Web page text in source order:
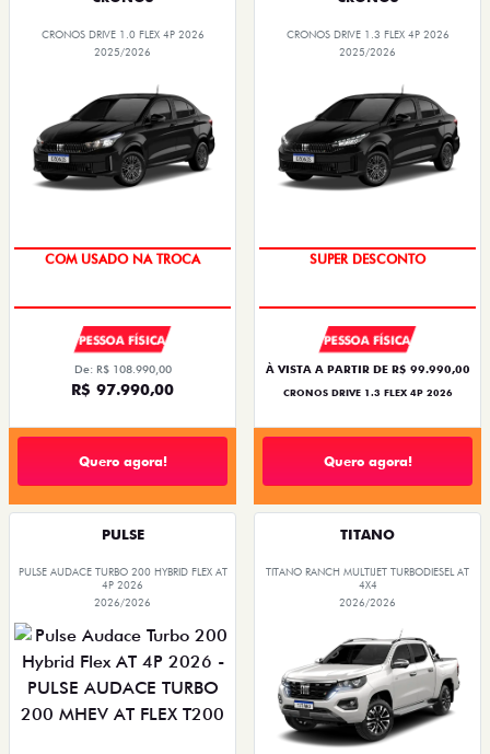
CRONOS DRIVE 1.0 FLEX 4P 2026
2025/2026
SUPER DESCONTO
PESSOA FÍSICA
De: R$ 108.990,00
R$ 97.990,00
Quero agora!
CRONOS DRIVE 1.3 FLEX 4P 2026
2025/2026
BÔNUS DE ATÉ R$ 14 MIL
PESSOA FÍSICA
À VISTA A PARTIR DE R$ 99.990,00
CRONOS DRIVE 1.3 FLEX 4P 2026
Quero agora!
PULSE
PULSE AUDACE TURBO 200 HYBRID FLEX AT
4P 2026
2026/2026
TITANO
TITANO RANCH MULTIJET TURBODIESEL AT
4X4
2026/2026